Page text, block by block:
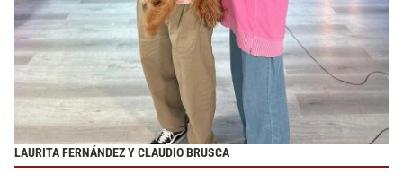
LAURITA FERNÁNDEZ Y CLAUDIO BRUSCA